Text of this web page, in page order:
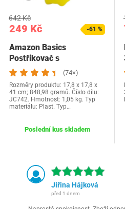
249 Kč
642 Kč
-61 %
Amazon Basics
Postřikovač s
nastavitelným
spouštěcím…
(74×)
Rozměry produktu: 17,8 x 17,8 x
41 cm; 848,98 gramů. Číslo dílu:
JC742. Hmotnost: 1,05 kg. Typ
materiálu: Plast. Typ…
Poslední kus skladem
Jiřina Hájková
před 1 dnem